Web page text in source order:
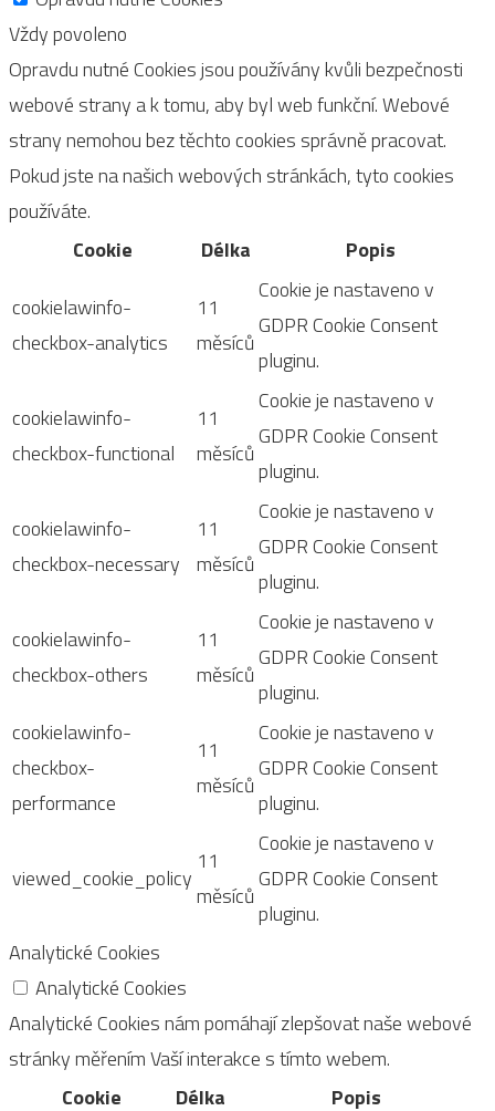
Vždy povoleno
Opravdu nutné Cookies jsou používány kvůli bezpečnosti
webové strany a k tomu, aby byl web funkční. Webové
strany nemohou bez těchto cookies správně pracovat.
Pokud jste na našich webových stránkách, tyto cookies
používáte.
Cookie
Délka
Popis
cookielawinfo-
checkbox-analytics
11
měsíců
Cookie je nastaveno v
GDPR Cookie Consent
pluginu.
cookielawinfo-
checkbox-functional
11
měsíců
Cookie je nastaveno v
GDPR Cookie Consent
pluginu.
cookielawinfo-
checkbox-necessary
11
měsíců
Cookie je nastaveno v
GDPR Cookie Consent
pluginu.
cookielawinfo-
checkbox-others
11
měsíců
Cookie je nastaveno v
GDPR Cookie Consent
pluginu.
cookielawinfo-
checkbox-
performance
11
měsíců
Cookie je nastaveno v
GDPR Cookie Consent
pluginu.
viewed_cookie_policy
11
měsíců
Cookie je nastaveno v
GDPR Cookie Consent
pluginu.
Analytické Cookies
Analytické Cookies
Analytické Cookies nám pomáhají zlepšovat naše webové
stránky měřením Vaší interakce s tímto webem.
Cookie
Délka Popis